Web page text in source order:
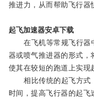
推进力，从而帮助飞行器
起飞加速器安卓下载
在飞机等常规飞行器
器或喷气推进器的形式，
使其在较短的跑道上实现
相比传统的起飞方式
时间，提高飞行器的起飞